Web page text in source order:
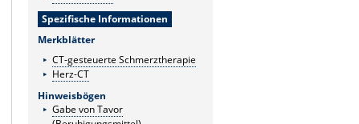
Spezifische Informationen
Merkblätter
CT-gesteuerte Schmerztherapie
Herz-CT
Hinweisbögen
Gabe von Tavor